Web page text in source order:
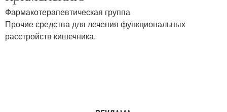
Фармакотерапевтическая группа
Прочие средства для лечения функциональных
расстройств кишечника.